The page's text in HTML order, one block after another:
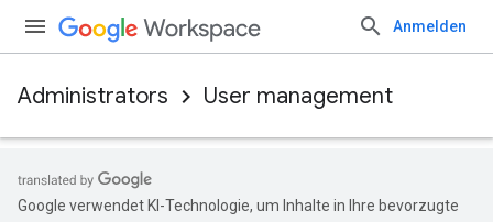
Anmelden
Administrators User management
Google verwendet KI-Technologie, um Inhalte in Ihre bevorzugte